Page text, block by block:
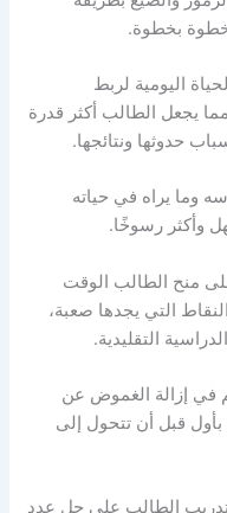
بخطوة.
اليومية لربط
مما يجعل الطالب أكثر قدرة
حدوثها ونتائجها.
وما يراه في حياته
وأكثر رسوخًا.
منح الطالب الوقت
التي يجدها صعبة،
التقليدية.
في إزالة الغموض عن
بأول قبل أن تتحول إلى
الطالب على حل عدد